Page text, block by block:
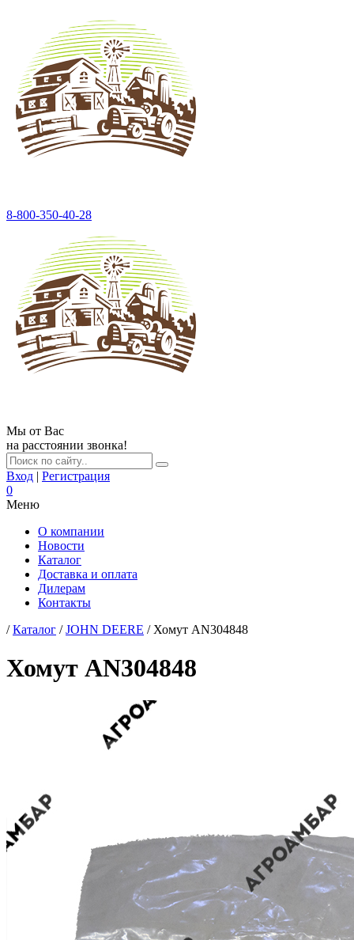
8-800-350-40-28
Мы от Вас
на расстоянии звонка!
Вход | Регистрация
0
Меню
О компании
Новости
Каталог
Доставка и оплата
Дилерам
Контакты
/Каталог /JOHN DEERE / Хомут AN304848
Хомут AN304848